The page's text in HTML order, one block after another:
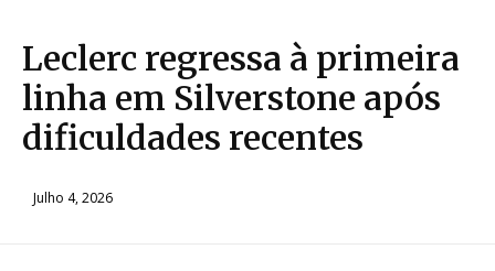
Leclerc regressa à primeira
linha em Silverstone após
dificuldades recentes
Julho 4, 2026